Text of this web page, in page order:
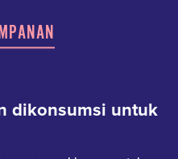
dikonsumsi untuk